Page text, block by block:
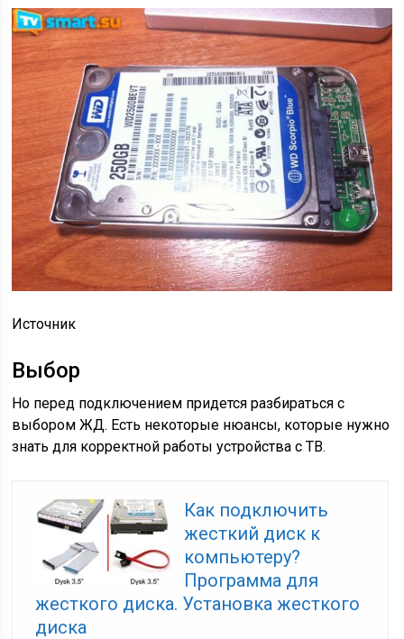
Источник
Выбор
Но перед подключением придется разбираться с
выбором ЖД. Есть некоторые нюансы, которые нужно
знать для корректной работы устройства с ТВ.
Как подключить
жесткий диск к
компьютеру?
Программа для
жесткого диска. Установка жесткого
диска